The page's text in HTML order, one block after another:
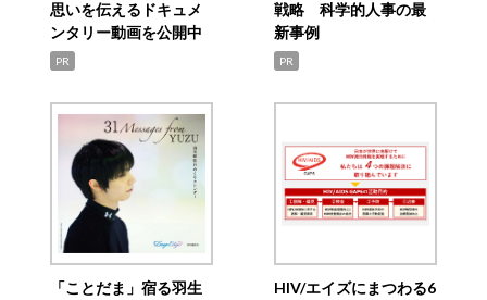
思いを伝えるドキュメ
ンタリー動画を公開中
PR
戦略 科学的人事の最
新事例
PR
「ことだま」宿る羽生
HIV/エイズにまつわる6